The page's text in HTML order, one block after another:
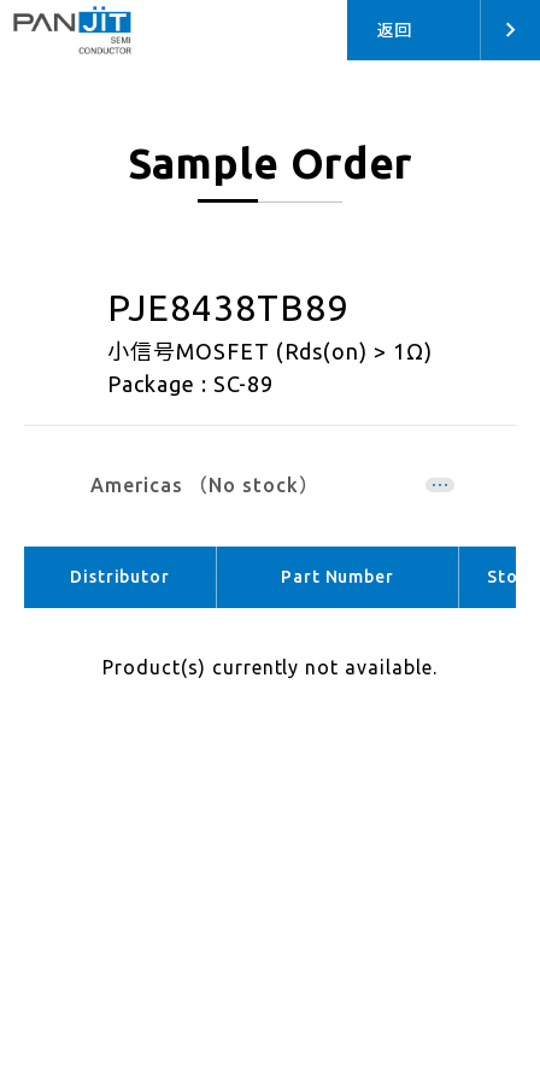
返回
Sample Order
PJE8438TB89
小信号MOSFET (Rds(on) > 1Ω)
Package : SC-89
Americas （No stock）
APAC （No stock）
Distributor Part Number Stock
Product(s) currently not available.